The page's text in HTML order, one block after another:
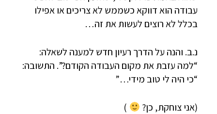
עבודה הוא דווקא כשממש לא צריכים או אפילו
בכלל לא רוצים לעשות את זה…
נ.ב. והנה על הדרך רעיון חדש למענה לשאלה:
“למה עזבת את מקום העבודה הקודם?”. התשובה:
“כי היה לי טוב מידי…”
(אני צוחקת, כן? )